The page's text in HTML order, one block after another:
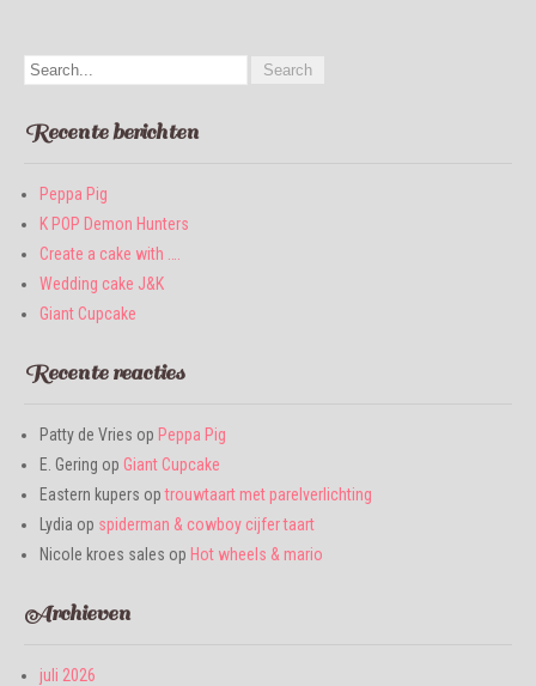
Recente berichten
Peppa Pig
K POP Demon Hunters
Create a cake with ….
Wedding cake J&K
Giant Cupcake
Recente reacties
Patty de Vries op Peppa Pig
E. Gering op Giant Cupcake
Eastern kupers optrouwtaart met parelverlichting
Lydia op spiderman & cowboy cijfer taart
Nicole kroes sales op Hot wheels & mario
Archieven
juli 2026